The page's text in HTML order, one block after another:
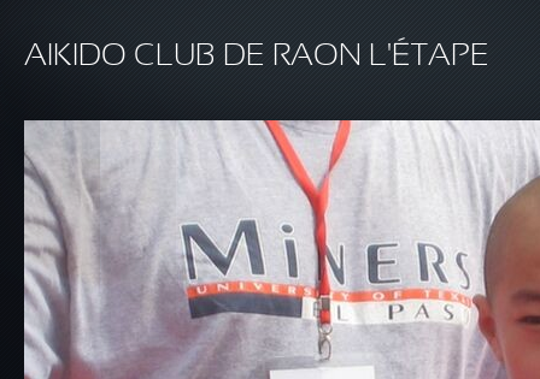
AIKIDO CLUB DE RAON L'ÉTAPE